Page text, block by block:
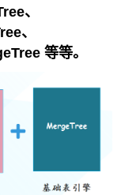
、
、
等等。